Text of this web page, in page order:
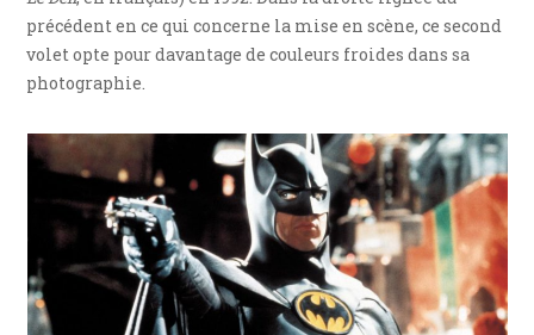
précédent en ce qui concerne la mise en scène, ce second
volet opte pour davantage de couleurs froides dans sa
photographie.